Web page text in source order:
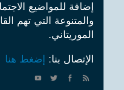
إضافة للمواضيع
والمتنوعة التي تهم
الموريتاني.
الإتصال بنا: إضغط هنا